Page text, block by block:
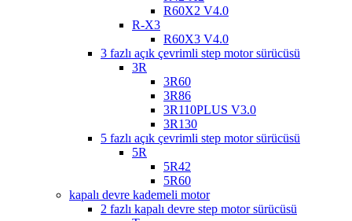
R60X2 V4.0
R-X3
R60X3 V4.0
3 fazlı açık çevrimli step motor sürücüsü
3R
3R60
3R86
3R110PLUS V3.0
3R130
5 fazlı açık çevrimli step motor sürücüsü
5R
5R42
5R60
kapalı devre kademeli motor
2 fazlı kapalı devre step motor sürücüsü